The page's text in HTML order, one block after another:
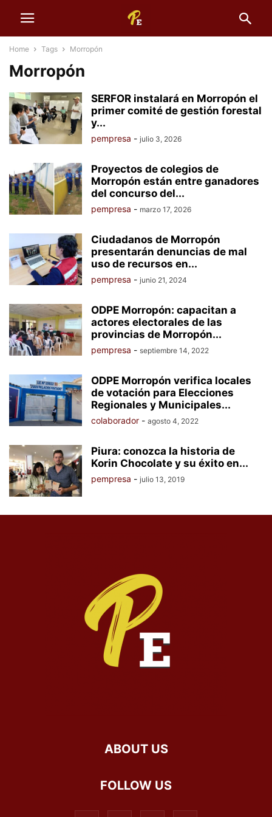
Home Tags Morropón
Morropón
SERFOR instalará en Morropón el
primer comité de gestión forestal
y...
pempresa - julio 3, 2026
Proyectos de colegios de
Morropón están entre ganadores
del concurso del...
pempresa - marzo 17, 2026
Ciudadanos de Morropón
presentarán denuncias de mal
uso de recursos en...
pempresa - junio 21, 2024
ODPE Morropón: capacitan a
actores electorales de las
provincias de Morropón...
pempresa - septiembre 14, 2022
ODPE Morropón verifica locales
de votación para Elecciones
Regionales y Municipales...
colaborador - agosto 4, 2022
Piura: conozca la historia de
Korin Chocolate y su éxito en...
pempresa - julio 13, 2019
ABOUT US
FOLLOW US